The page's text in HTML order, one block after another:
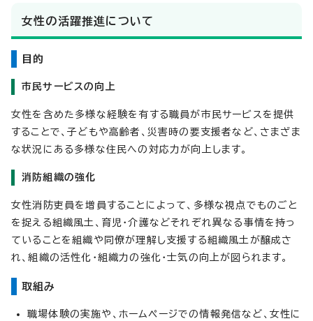
女性の活躍推進について
目的
市民サービスの向上
女性を含めた多様な経験を有する職員が市民サービスを提供
することで、子どもや高齢者、災害時の要支援者など、さまざま
な状況にある多様な住民への対応力が向上します。
消防組織の強化
女性消防吏員を増員することによって、多様な視点でものごと
を捉える組織風土、育児・介護などそれぞれ異なる事情を持っ
ていることを組織や同僚が理解し支援する組織風土が醸成さ
れ、組織の活性化・組織力の強化・士気の向上が図られます。
取組み
職場体験の実施や、ホームページでの情報発信など、女性に